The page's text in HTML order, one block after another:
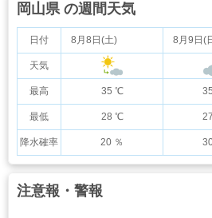
岡山県 の週間天気
日付
天気
最高
最低
降水確率
8月8日(土) 8月9日(
35 ℃
28 ℃
20 ％
注意報・警報